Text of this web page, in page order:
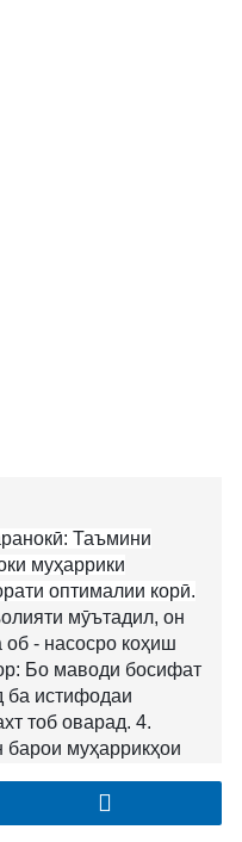
Таъмини
муҳаррики
оптималии корӣ.
мӯътадил, он
об - насосро коҳиш
Бо маводи босифат
ба истифодаи
тоб оварад. 4.
барои муҳаррикҳои
мекунад.